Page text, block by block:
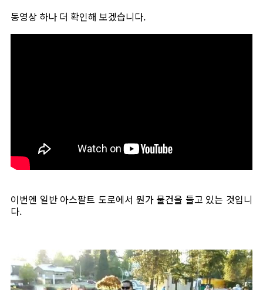
동영상 하나 더 확인해 보겠습니다.
이번엔 일반 아스팔트 도로에서 뭔가 물건을 들고 있는 것입니
다.